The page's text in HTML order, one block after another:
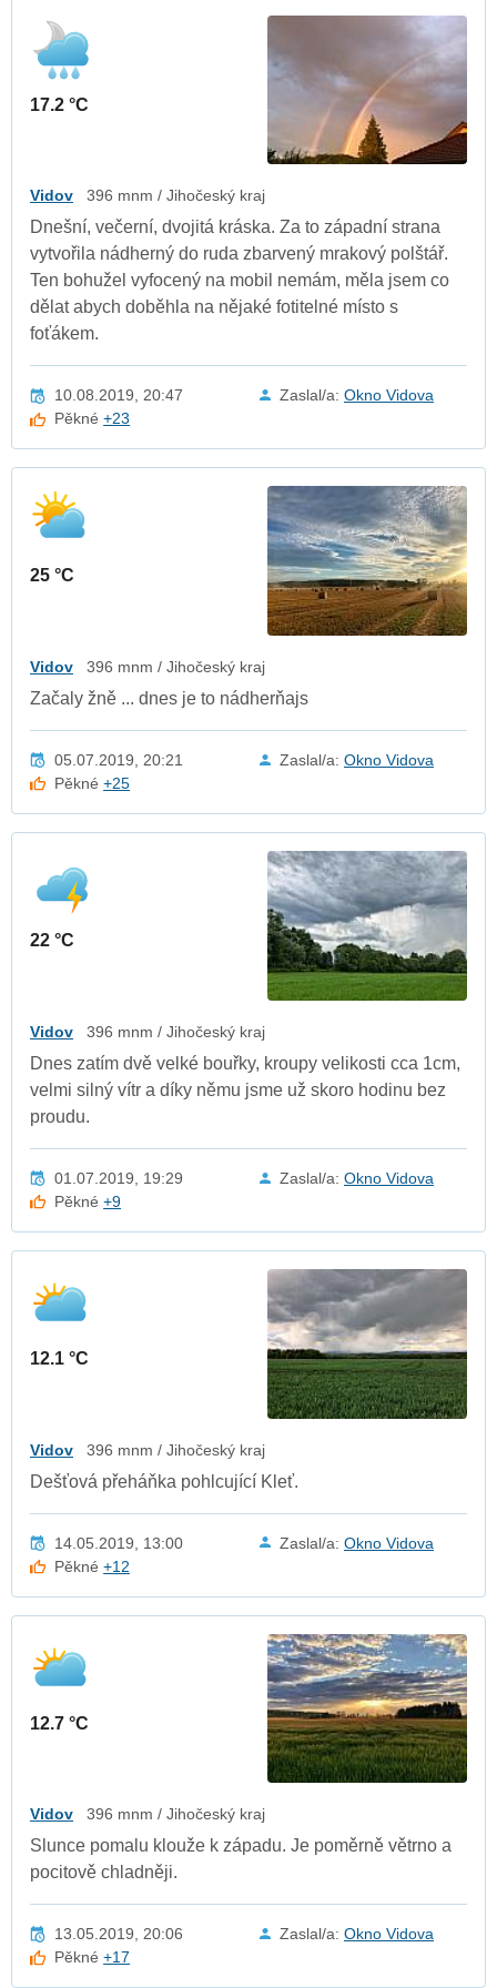
17.2 °C
Vidov 396 mnm / Jihočeský kraj
Dnešní, večerní, dvojitá kráska. Za to západní strana
vytvořila nádherný do ruda zbarvený mrakový polštář.
Ten bohužel vyfocený na mobil nemám, měla jsem co
dělat abych doběhla na nějaké fotitelné místo s
foťákem.
10.08.2019, 20:47 Zaslal/a: Okno Vidova
Pěkné+23
25 °C
Vidov 396 mnm / Jihočeský kraj
Začaly žně ... dnes je to nádherňajs
05.07.2019, 20:21 Zaslal/a: Okno Vidova
Pěkné+25
22 °C
Vidov 396 mnm / Jihočeský kraj
Dnes zatím dvě velké bouřky, kroupy velikosti cca 1cm,
velmi silný vítr a díky němu jsme už skoro hodinu bez
proudu.
01.07.2019, 19:29 Zaslal/a: Okno Vidova
Pěkné+9
12.1 °C
Vidov 396 mnm / Jihočeský kraj
Dešťová přeháňka pohlcující Kleť.
14.05.2019, 13:00 Zaslal/a: Okno Vidova
Pěkné+12
12.7 °C
Vidov 396 mnm / Jihočeský kraj
Slunce pomalu klouže k západu. Je poměrně větrno a
pocitově chladněji.
13.05.2019, 20:06 Zaslal/a: Okno Vidova
Pěkné+17